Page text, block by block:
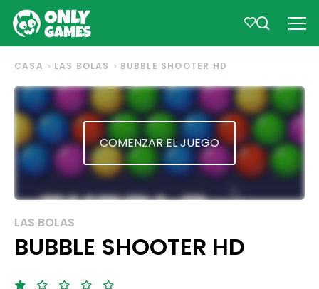
CASA LAS BOLAS BUBBLE SHOOTER HD
COMENZAR EL JUEGO
LAS BOLAS
BUBBLE SHOOTER HD